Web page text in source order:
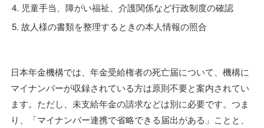
児童手当、障がい福祉、介護関係など行政制度の確認
故人様の書類を整理するときの本人情報の照合
日本年金機構では、年金受給権者の死亡届について、機構に
マイナンバーが収録されている方は原則不要と案内されてい
ます。ただし、未支給年金の請求などは別に必要です。つま
り、「マイナンバー連携で省略できる届出がある」ことと、